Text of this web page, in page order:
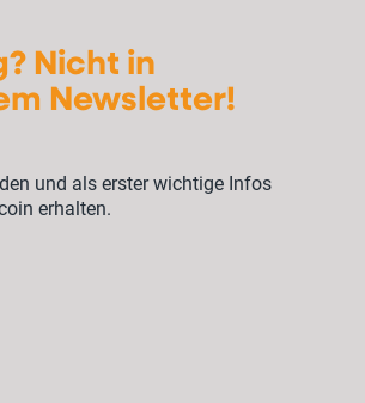
Nicht in
Newsletter!
und als erster wichtige Infos
erhalten.